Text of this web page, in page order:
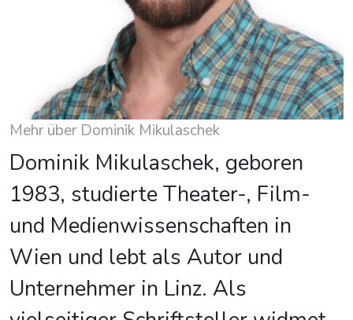
Mehr über Dominik Mikulaschek
Dominik Mikulaschek, geboren
1983, studierte Theater-, Film-
und Medienwissenschaften in
Wien und lebt als Autor und
Unternehmer in Linz. Als